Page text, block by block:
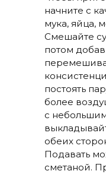
начните с
мука, яйца,
Смешайте
потом
постоять
более
с
обеих
Подавать
сметаной.